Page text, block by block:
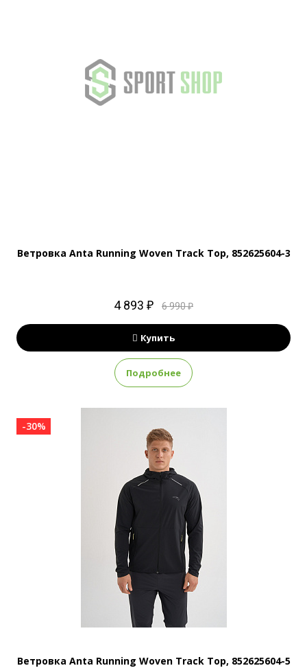
Ветровка Anta Running Woven Track Top, 852625604-3
4 893 ₽ 6 990 ₽
Купить
Подробнее
-30%
Ветровка Anta Running Woven Track Top, 852625604-5